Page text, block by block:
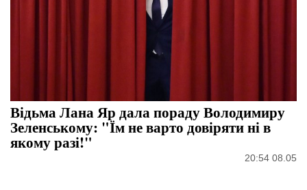
Відьма Лана Яр дала пораду Володимиру
Зеленському: "Їм не варто довіряти ні в
якому разі!"
20:54 08.05